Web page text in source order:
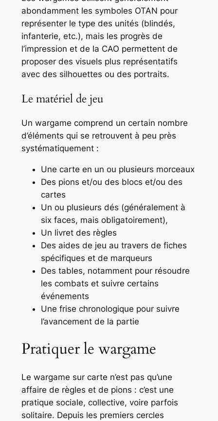
abondamment les symboles OTAN pour
représenter le type des unités (blindés,
infanterie, etc.), mais les progrès de
l’impression et de la CAO permettent de
proposer des visuels plus représentatifs
avec des silhouettes ou des portraits.
Le matériel de jeu
Un wargame comprend un certain nombre
d’éléments qui se retrouvent à peu près
systématiquement :
Une carte en un ou plusieurs morceaux
Des pions et/ou des blocs et/ou des
cartes
Un ou plusieurs dés (généralement à
six faces, mais obligatoirement),
Un livret des règles
Des aides de jeu au travers de fiches
spécifiques et de marqueurs
Des tables, notamment pour résoudre
les combats et suivre certains
événements
Une frise chronologique pour suivre
l’avancement de la partie
Pratiquer le wargame
Le wargame sur carte n’est pas qu’une
affaire de règles et de pions : c’est une
pratique sociale, collective, voire parfois
solitaire. Depuis les premiers cercles